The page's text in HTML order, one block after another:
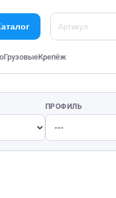
ГрузовыеКрепёж
ПРОФИЛЬ